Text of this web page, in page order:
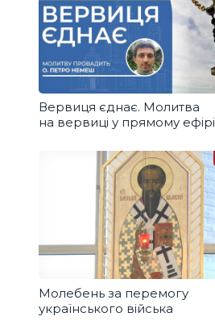
Вервиця єднає. Молитва
на вервиці у прямому ефірі
Молебень за перемогу
українського війська